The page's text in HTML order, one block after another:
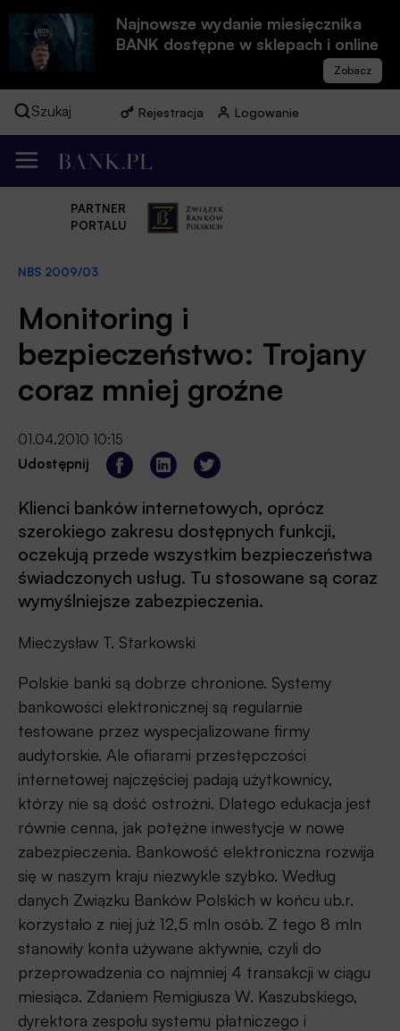
Najnowsze wydanie miesięcznika
BANK dostępne w sklepach i online
Szukaj Rejestracja Logowanie
PARTNER
PORTALU
NBS 2009/03
Monitoring i
bezpieczeństwo: Trojany
coraz mniej groźne
01.04.2010 10:15
Udostępnij
Klienci banków internetowych, oprócz
szerokiego zakresu dostępnych funkcji,
oczekują przede wszystkim bezpieczeństwa
świadczonych usług. Tu stosowane są coraz
wymyślniejsze zabezpieczenia.
Mieczysław T. Starkowski
Polskie banki są dobrze chronione. Systemy
bankowości elektronicznej są regularnie
testowane przez wyspecjalizowane firmy
audytorskie. Ale ofiarami przestępczości
internetowej najczęściej padają użytkownicy,
którzy nie są dość ostrożni. Dlatego edukacja jest
równie cenna, jak potężne inwestycje w nowe
zabezpieczenia. Bankowość elektroniczna rozwija
się w naszym kraju niezwykle szybko. Według
danych Związku Banków Polskich w końcu ub.r.
korzystało z niej już 12,5 mln osób. Z tego 8 mln
stanowiły konta używane aktywnie, czyli do
przeprowadzenia co najmniej 4 transakcji w ciągu
miesiąca. Zdaniem Remigiusza W. Kaszubskiego,
dyrektora zespołu systemu płatniczego i